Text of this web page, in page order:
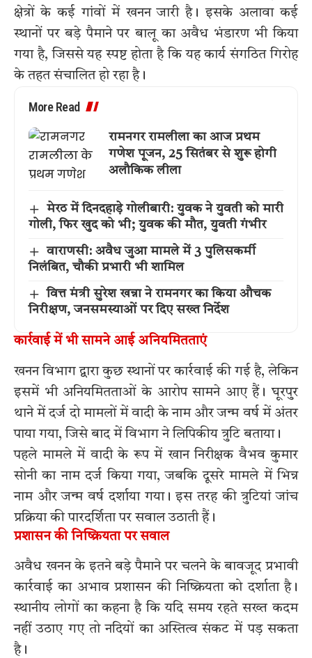
क्षेत्रों के कई गांवों में खनन जारी है। इसके अलावा कई
स्थानों पर बड़े पैमाने पर बालू का अवैध भंडारण भी किया
गया है, जिससे यह स्पष्ट होता है कि यह कार्य संगठित गिरोह
के तहत संचालित हो रहा है।
More Read
रामनगर रामलीला का आज प्रथम
गणेश पूजन, 25 सितंबर से शुरू होगी
अलौकिक लीला
मेरठ में दिनदहाड़े गोलीबारी: युवक ने युवती को मारी
गोली, फिर खुद को भी; युवक की मौत, युवती गंभीर
वाराणसी: अवैध जुआ मामले में 3 पुलिसकर्मी
निलंबित, चौकी प्रभारी भी शामिल
वित्त मंत्री सुरेश खन्ना ने रामनगर का किया औचक
निरीक्षण, जनसमस्याओं पर दिए सख्त निर्देश
कार्रवाई में भी सामने आई अनियमितताएं
खनन विभाग द्वारा कुछ स्थानों पर कार्रवाई की गई है, लेकिन
इसमें भी अनियमितताओं के आरोप सामने आए हैं। घूरपुर
थाने में दर्ज दो मामलों में वादी के नाम और जन्म वर्ष में अंतर
पाया गया, जिसे बाद में विभाग ने लिपिकीय त्रुटि बताया।
पहले मामले में वादी के रूप में खान निरीक्षक वैभव कुमार
सोनी का नाम दर्ज किया गया, जबकि दूसरे मामले में भिन्न
नाम और जन्म वर्ष दर्शाया गया। इस तरह की त्रुटियां जांच
प्रक्रिया की पारदर्शिता पर सवाल उठाती हैं।
प्रशासन की निष्क्रियता पर सवाल
अवैध खनन के इतने बड़े पैमाने पर चलने के बावजूद प्रभावी
कार्रवाई का अभाव प्रशासन की निष्क्रियता को दर्शाता है।
स्थानीय लोगों का कहना है कि यदि समय रहते सख्त कदम
नहीं उठाए गए तो नदियों का अस्तित्व संकट में पड़ सकता
है।